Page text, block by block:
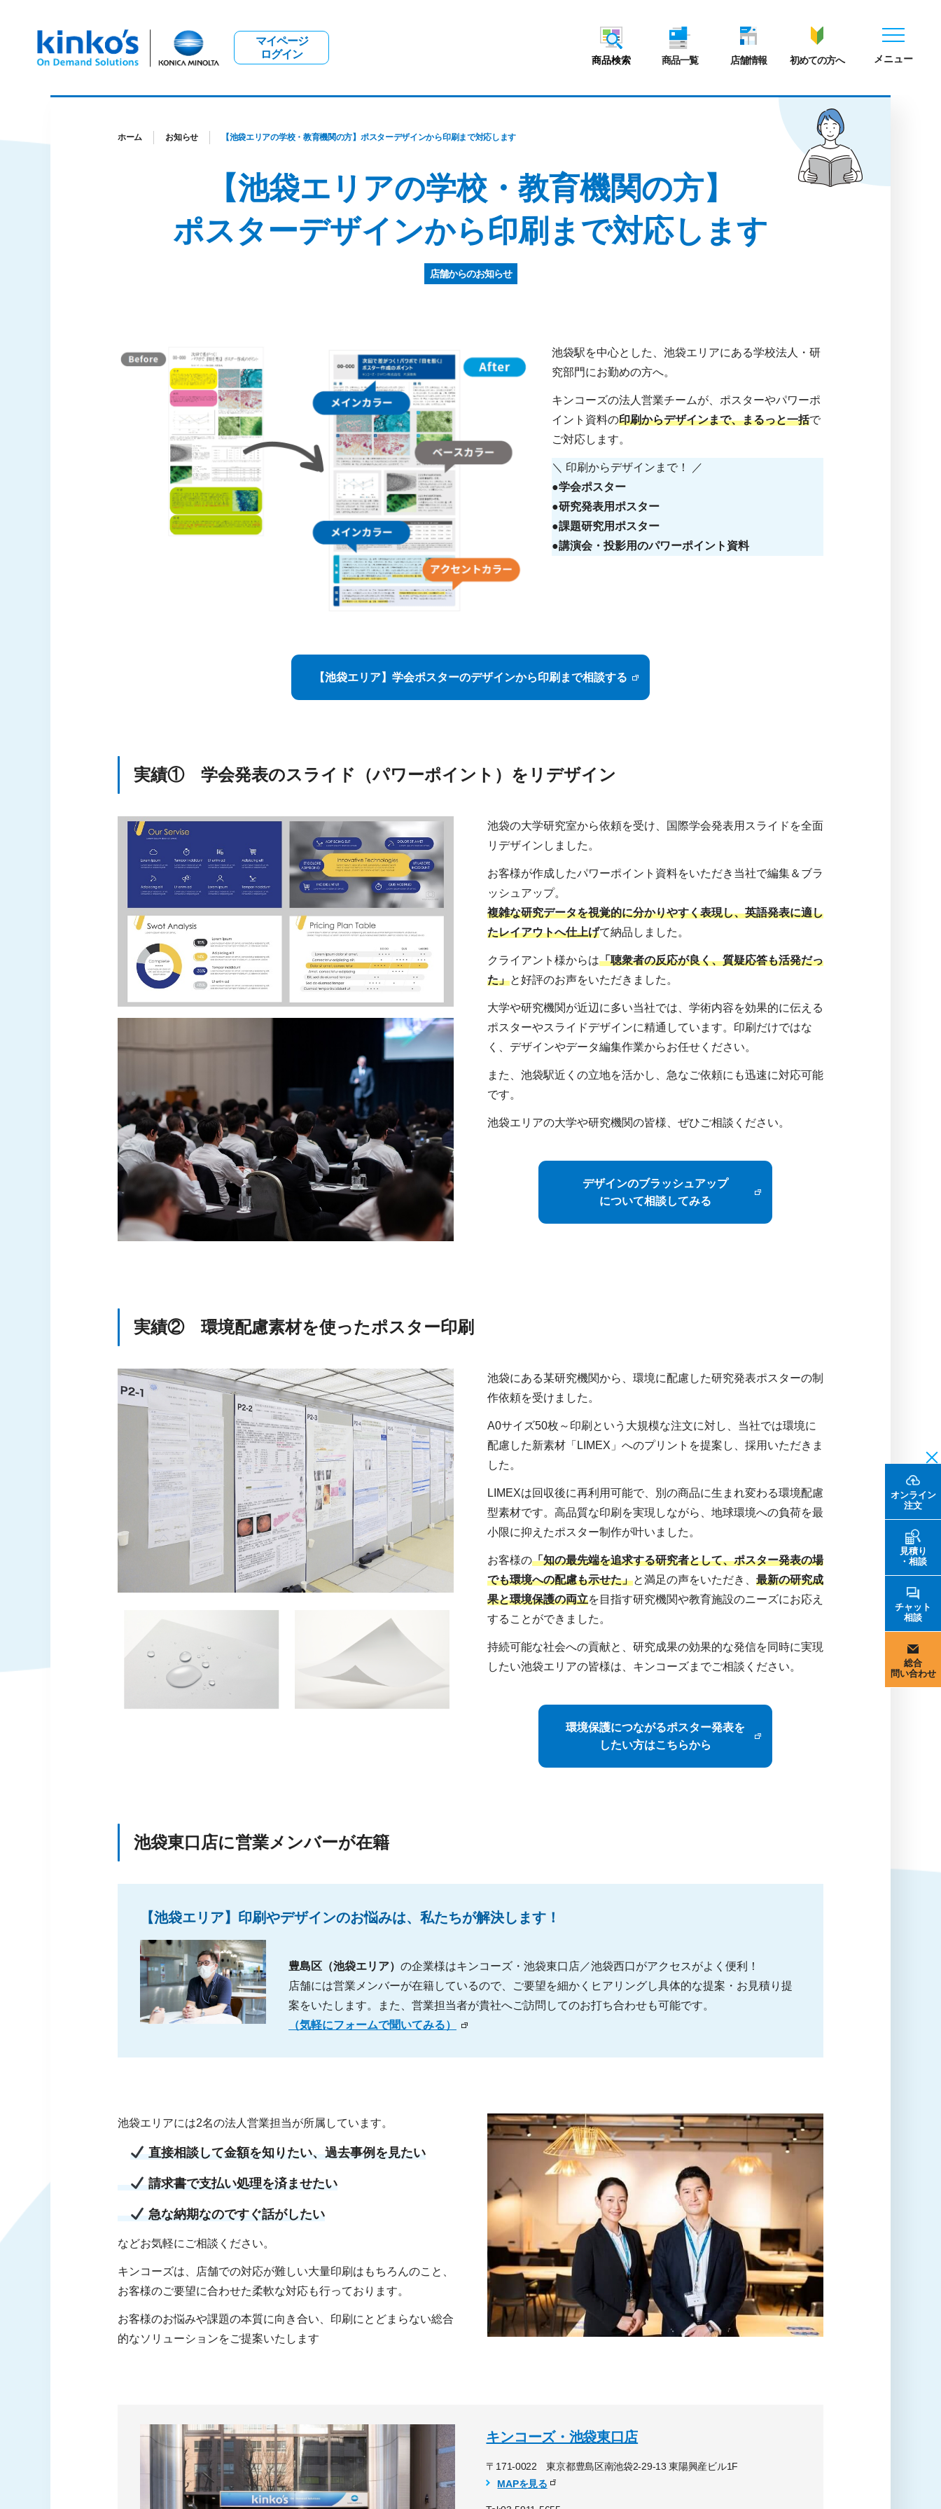
マイページ
ログイン
商品検索 商品一覧 店舗情報 初めての方へ メニュー
オンライン
注文
見積り
・相談
チャット
相談
総合
問い合わせ
ホーム お知らせ 【池袋エリアの学校・教育機関の方】ポスターデザインから印刷まで対応します
【池袋エリアの学校・教育機関の方】
ポスターデザインから印刷まで対応します
店舗からのお知らせ
池袋駅を中心とした、池袋エリアにある学校法人・研
究部門にお勤めの方へ。
キンコーズの法人営業チームが、ポスターやパワーポ
イント資料の印刷からデザインまで、まるっと一括で
ご対応します。
＼ 印刷からデザインまで！ ／
●学会ポスター
●研究発表用ポスター
●課題研究用ポスター
●講演会・投影用のパワーポイント資料
【池袋エリア】学会ポスターのデザインから印刷まで相談する
実績① 学会発表のスライド（パワーポイント）をリデザイン
池袋の大学研究室から依頼を受け、国際学会発表用スライドを全面
リデザインしました。
お客様が作成したパワーポイント資料をいただき当社で編集＆ブラ
ッシュアップ。
複雑な研究データを視覚的に分かりやすく表現し、英語発表に適し
たレイアウトへ仕上げて納品しました。
クライアント様からは「聴衆者の反応が良く、質疑応答も活発だっ
た」と好評のお声をいただきました。
大学や研究機関が近辺に多い当社では、学術内容を効果的に伝える
ポスターやスライドデザインに精通しています。印刷だけではな
く、デザインやデータ編集作業からお任せください。
また、池袋駅近くの立地を活かし、急なご依頼にも迅速に対応可能
です。
池袋エリアの大学や研究機関の皆様、ぜひご相談ください。
デザインのブラッシュアップ
について相談してみる
実績② 環境配慮素材を使ったポスター印刷
池袋にある某研究機関から、環境に配慮した研究発表ポスターの制
作依頼を受けました。
A0サイズ50枚～印刷という大規模な注文に対し、当社では環境に
配慮した新素材「LIMEX」へのプリントを提案し、採用いただきま
した。
LIMEXは回収後に再利用可能で、別の商品に生まれ変わる環境配慮
型素材です。高品質な印刷を実現しながら、地球環境への負荷を最
小限に抑えたポスター制作が叶いました。
お客様の「知の最先端を追求する研究者として、ポスター発表の場
でも環境への配慮も示せた」と満足の声をいただき、 最新の研究成
果と環境保護の両立を目指す研究機関や教育施設のニーズにお応え
することができました。
持続可能な社会への貢献と、研究成果の効果的な発信を同時に実現
したい池袋エリアの皆様は、キンコーズまでご相談ください。
環境保護につながるポスター発表を
したい方はこちらから
池袋東口店に営業メンバーが在籍
【池袋エリア】印刷やデザインのお悩みは、私たちが解決します！
豊島区（池袋エリア） の企業様はキンコーズ・池袋東口店／池袋西口がアクセスがよく便利！
店舗には営業メンバーが在籍しているので、ご要望を細かくヒアリングし具体的な提案・お見積り提
案をいたします。また、営業担当者が貴社へご訪問してのお打ち合わせも可能です。
（気軽にフォームで聞いてみる）
池袋エリアには2名の法人営業担当が所属しています。
直接相談して金額を知りたい、過去事例を見たい
請求書で支払い処理を済ませたい
急な納期なのですぐ話がしたい
などお気軽にご相談ください。
キンコーズは、店舗での対応が難しい大量印刷はもちろんのこと、
お客様のご要望に合わせた柔軟な対応も行っております。
お客様のお悩みや課題の本質に向き合い、印刷にとどまらない総合
的なソリューションをご提案いたします
キンコーズ・池袋東口店
〒171-0022 東京都豊島区南池袋2-29-13 東陽興産ビル1F
MAPを見る